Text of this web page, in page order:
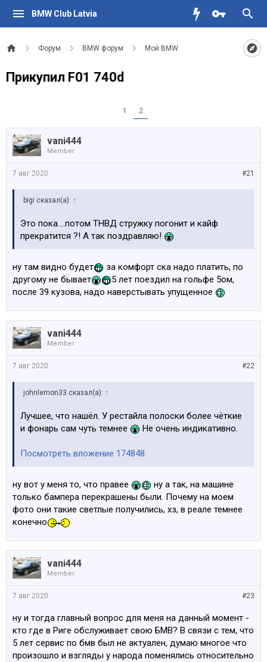
BMW Club Latvia
Форум BMW форум Мой BMW
Прикупил F01 740d
1 2
vani444
Member
#21
7 авг 2020
bigi сказал(а): ↑
Это пока....потом ТНВД стружку погонит и кайф
прекратится ?! А так поздравляю!
ну там видно будет
за комфорт ска надо платить, по
другому не бывает
5 лет поездил на гольфе 5ом,
после 39 кузова, надо наверстывать упущенное
vani444
Member
#22
7 авг 2020
johnlemon33 сказал(а): ↑
Лучшее, что нашёл. У рестайла полоски более чёткие
и фонарь сам чуть темнее
Не очень индикативно.
Посмотреть вложение 174848
ну вот у меня то, что правее
ну а так, на машине
только бампера перекрашены были. Почему на моем
фото они такие светлые получились, хз, в реале темнее
конечно
vani444
Member
#23
7 авг 2020
ну и тогда главный вопрос для меня на данный момент -
кто где в Риге обслуживает свою БМВ? В связи с тем, что
5 лет сервис по бмв был не актуален, думаю многое что
произошло и взгляды у народа поменялись относительно